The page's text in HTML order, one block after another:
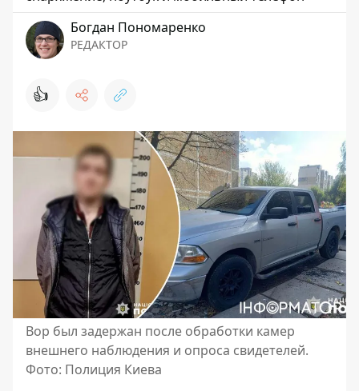
Богдан Пономаренко
РЕДАКТОР
👍
Вор был задержан после обработки камер
внешнего наблюдения и опроса свидетелей.
Фото: Полиция Киева